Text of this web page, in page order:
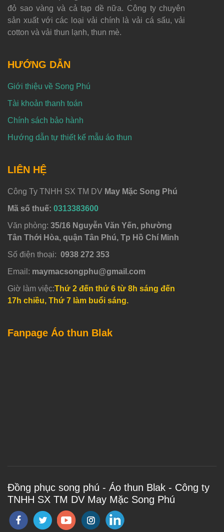
đỏ sao vàng và cả tạp dề nữa. Công ty chuyên
sản xuất với các loại vải chính là vải cá sấu, vải
cotton và vải thun lạnh, thun mè.
HƯỚNG DẪN
Giới thiệu về Song Phú
Tài khoản thanh toán
Chính sách bảo hành
Hướng dẫn tự thiết kế mẫu áo thun
LIÊN HỆ
Công Ty TNHH SX TM DV May Mặc Song Phú
Mã số thuế: 0313383600
Văn phòng: 35/16 Nguyễn Văn Yến, phường
Tân Thới Hòa, quận Tân Phú, Tp Hồ Chí Minh
Số điện thoại: 0938 272 353
Email: maymacsongphu@gmail.com
Giờ làm việc:Thứ 2 đến thứ 6 từ 8h sáng đến
17h chiều, Thứ 7 làm buổi sáng.
Fanpage Áo thun Blak
Đồng phục song phú - Áo thun Blak - Công ty
TNHH SX TM DV May Mặc Song Phú